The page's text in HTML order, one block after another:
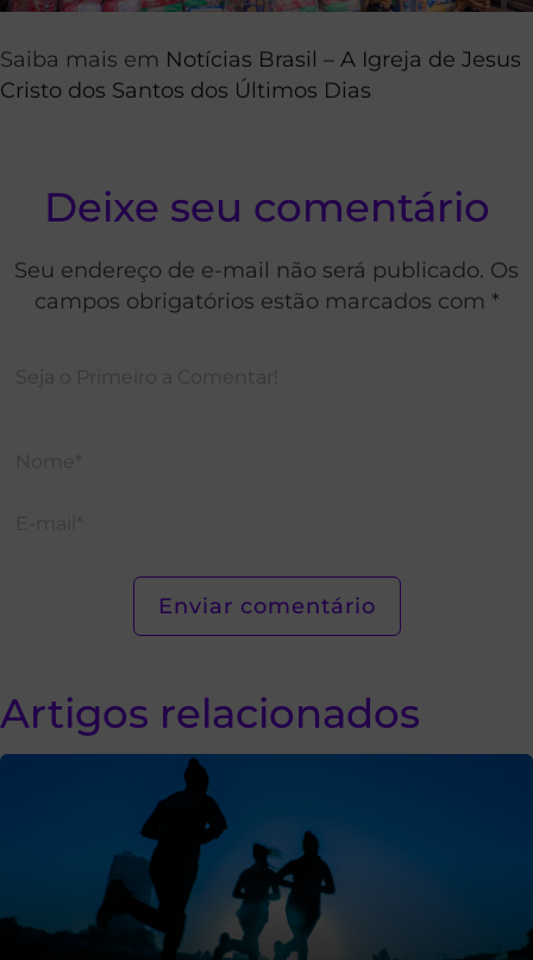
Saiba mais em Notícias Brasil – A Igreja de Jesus
Cristo dos Santos dos Últimos Dias
Deixe seu comentário
Seu endereço de e-mail não será publicado. Os
campos obrigatórios estão marcados com *
Artigos relacionados